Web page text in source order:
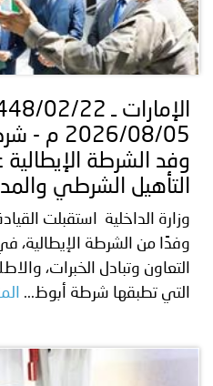
2026/08/
وفد الشرطة
التأهيل الشرطي
وزارة الداخلية استقبلت
وفدًا من الشرطة الإيطالية،
التعاون وتبادل الخبرات،
التي تطبقها شرطة أبوظ...